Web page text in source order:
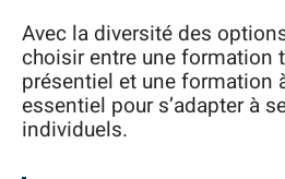
Avec la diversité des
choisir entre une formation
présentiel et une formation
essentiel pour s’adapter à
individuels.